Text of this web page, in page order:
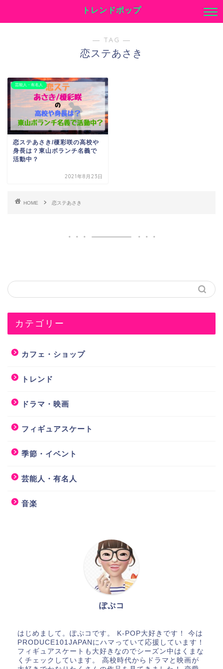
トレンドポップ
― TAG ―
恋ステあさき
芸能人・有名人
恋ステあさき/榎彩咲の高校や
身長は？東山ボランチ名義で
活動中？
2021年8月23日
HOME 恋ステあさき
カテゴリー
カフェ・ショップ
トレンド
ドラマ・映画
フィギュアスケート
季節・イベント
芸能人・有名人
音楽
ぽぷコ
はじめまして。ぽぷコです。 K-POP大好きです！ 今は
PRODUCE101JAPANにハマっていて応援しています！
フィギュアスケートも大好きなのでシーズン中はくまな
くチェックしています。 高校時代からドラマと映画が